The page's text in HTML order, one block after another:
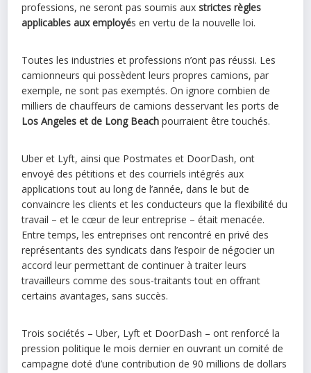
professions, ne seront pas soumis auxstrictes règles
applicables aux employés en vertu de la nouvelle loi.
Toutes les industries et professions n’ont pas réussi. Les
camionneurs qui possèdent leurs propres camions, par
exemple, ne sont pas exemptés. On ignore combien de
milliers de chauffeurs de camions desservant les ports de
Los Angeles et de Long Beach pourraient être touchés.
Uber et Lyft, ainsi que Postmates et DoorDash, ont
envoyé des pétitions et des courriels intégrés aux
applications tout au long de l’année, dans le but de
convaincre les clients et les conducteurs que la flexibilité du
travail – et le cœur de leur entreprise – était menacée.
Entre temps, les entreprises ont rencontré en privé des
représentants des syndicats dans l’espoir de négocier un
accord leur permettant de continuer à traiter leurs
travailleurs comme des sous-traitants tout en offrant
certains avantages, sans succès.
Trois sociétés – Uber, Lyft et DoorDash – ont renforcé la
pression politique le mois dernier en ouvrant un comité de
campagne doté d’une contribution de 90 millions de dollars